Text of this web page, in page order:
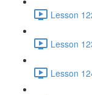
Lesson
Lesson
Lesson